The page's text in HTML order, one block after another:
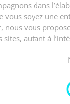
dans
vous soyez une
nous vous
sites, autant à